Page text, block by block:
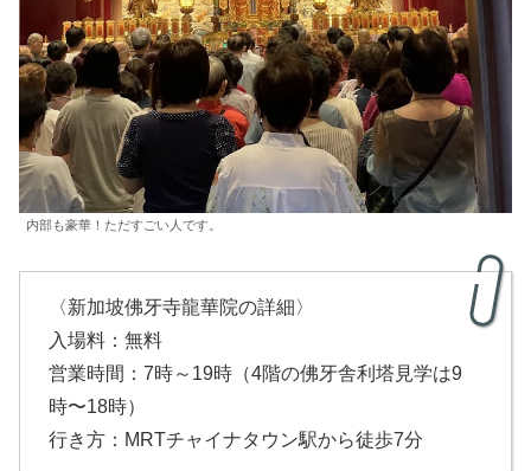
内部も豪華！ただすごい人です。
〈新加坡佛牙寺龍華院の詳細〉
入場料：無料
営業時間：7時～19時（4階の佛牙舎利塔見学は9
時〜18時）
行き方：MRTチャイナタウン駅から徒歩7分